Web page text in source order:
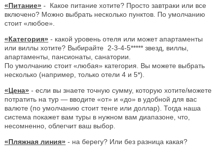
«Питание» - Какое питание хотите? Просто завтраки или все
включено? Можно выбрать несколько пунктов. По умолчанию
стоит «любое».
«Категория» - какой уровень отеля или может апартаменты
или виллы хотите? Выбирайте 2-3-4-5***** звезд, виллы,
апартаменты, пансионаты, санатории.
По умолчанию стоит «любая» категория. Вы можете выбрать
несколько (например, только отели 4 и 5*).
«Цена» - если вы знаете точную сумму, которую хотите/можете
потратить на тур — вводите «от» и «до» в удобной для вас
валюте (по умолчанию стоит тенге или доллар). Тогда наша
система покажет вам туры в нужном вам диапазоне, что,
несомненно, облегчит ваш выбор.
«Пляжная линия» - на берегу? Или без разница какая?